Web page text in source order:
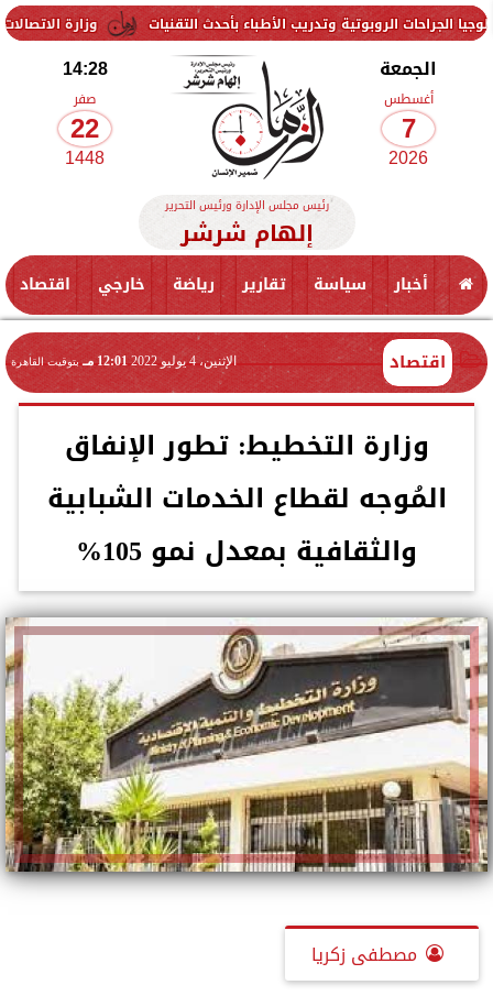
وزارة الاتصالات تفتح الروبوتية وتدريب الأطباء بأحدث التقنيات
الجمعة
أغسطس
7
2026
14:28
صفر
22
1448
رئيس مجلس الإدارة ورئيس التحرير
إلهام شرشر
أخبار سياسة تقارير رياضة خارجي اقتصاد
اقتصاد الإثنين، 4 يوليو 2022 12:01 مـ بتوقيت القاهرة
وزارة التخطيط: تطور الإنفاق
المُوجه لقطاع الخدمات الشبابية
والثقافية بمعدل نمو 105%
مصطفى زكريا